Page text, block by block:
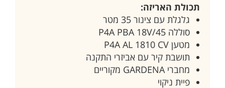
תכולת האריזה:
גלגלת עם צינור 35 מטר
סוללה P4A PBA 18V/45
מטען P4A AL 1810 CV
תושבת קיר עם אביזרי התקנה
מחברי GARDENA מקוריים
פיית ניקוי